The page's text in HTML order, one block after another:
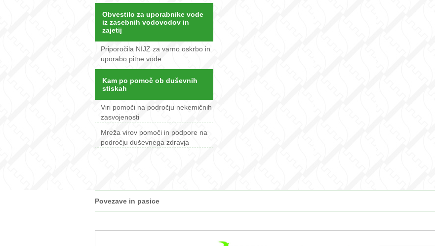
Obvestilo za uporabnike vode
iz zasebnih vodovodov in
zajetij
Priporočila NIJZ za varno oskrbo in
uporabo pitne vode
Kam po pomoč ob duševnih
stiskah
Viri pomoči na področju nekemičnih
zasvojenosti
Mreža virov pomoči in podpore na
področju duševnega zdravja
Povezave in pasice